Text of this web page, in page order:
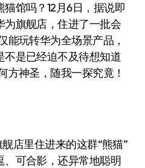
馆吗？12月6日，据说即
旗舰店，住进了一批会
能玩转华为全场景产品，
是已经迫不及待想知道
方神圣，随我一探究竟！
店里住进来的这群“熊猫”
可合影，还异常地聪明